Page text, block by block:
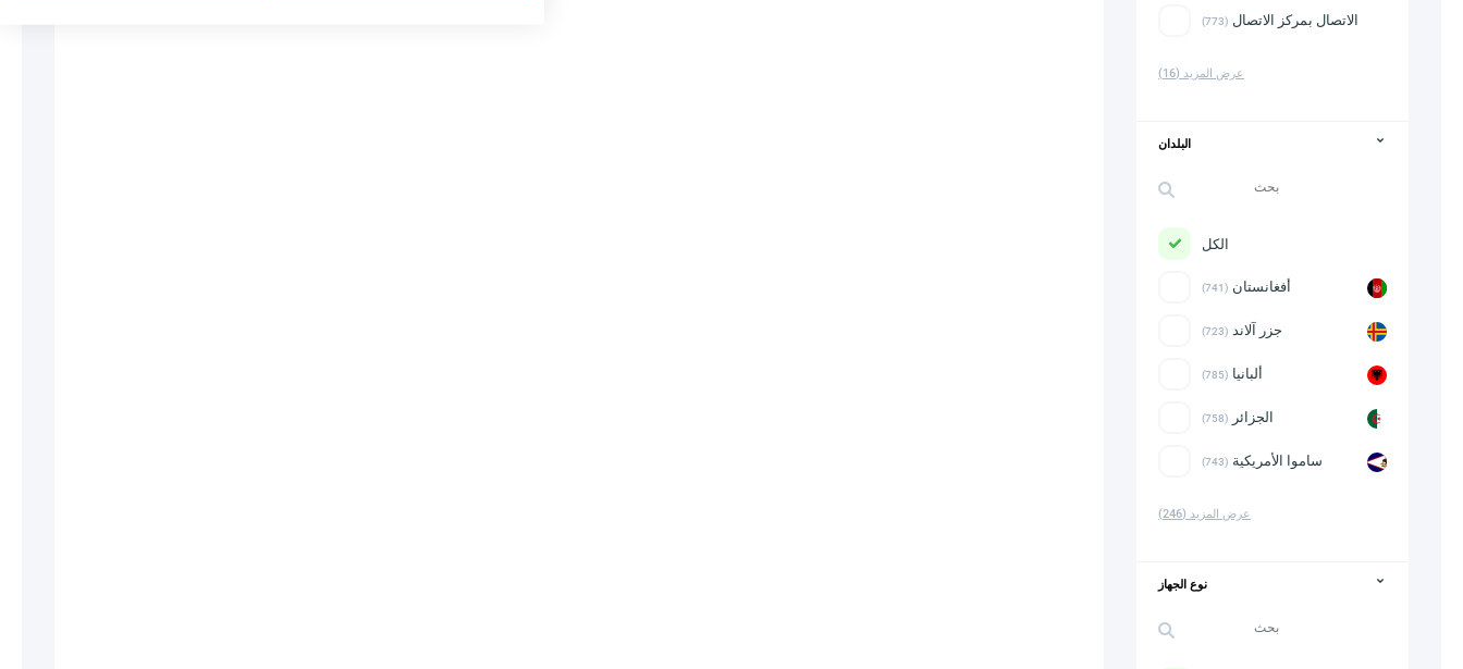
الاتصال بمركز الاتصال (773)
عرض المزيد (16)
البلدان
الكل
أفغانستان (741)
جزر آلاند (723)
ألبانيا (785)
الجزائر (758)
ساموا الأمريكية (743)
عرض المزيد (246)
نوع الجهاز